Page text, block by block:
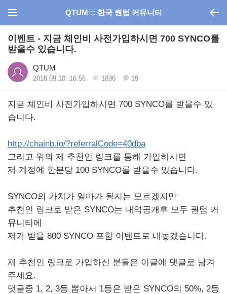
QTUM :: 한국 퀀텀 커뮤니티
이벤트 - 지금 체인비 사전가입하시면 700 SYNCO를
받을수 있습니다.
QTUM
2018.09.10. 16:56 1896 19
지금 체인비 사전가입하시면 700 SYNCO를 받을수 있
습니다.
http://chainb.io/?referralCode=40dba
그리고 위의 제 추천인 링크를 통해 가입하시면
제 계정에 한분당 100 SYNCO를 받을수 있습니다.
SYNCO의 가치가 얼마가 될지는 모르겠지만
추천인 링크로 받은 SYNCO는 내역공개후 모두 퀀텀 커
뮤니티에
제가 받을 800 SYNCO 포함 이벤트로 내놓겠습니다.
제 추천인 링크로 가입하신 분들은 이글에 댓글로 남겨
주세요.
댓글중 1, 2, 3등 뽑아서 1등은 받은 SYNCO의 50%, 2등